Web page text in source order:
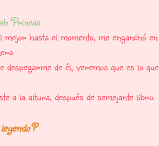
Prineas
mejor hasta el momento, me enganchó en
de él, veremos que es lo que
a la altura, después de semejante libro.